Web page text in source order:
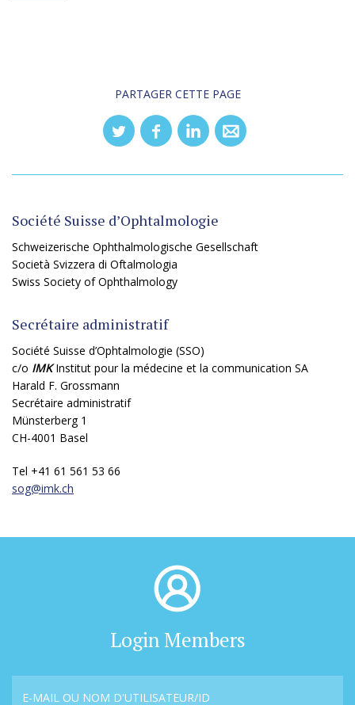
PARTAGER CETTE PAGE
Société Suisse d’Ophtalmologie
Schweizerische Ophthalmologische Gesellschaft
Società Svizzera di Oftalmologia
Swiss Society of Ophthalmology
Secrétaire administratif
Société Suisse d’Ophtalmologie (SSO)
c/o IMKInstitut pour la médecine et la communication SA
Harald F. Grossmann
Secrétaire administratif
Münsterberg 1
CH-4001 Basel
Tel +41 61 561 53 66
sog@imk.ch
Login Members